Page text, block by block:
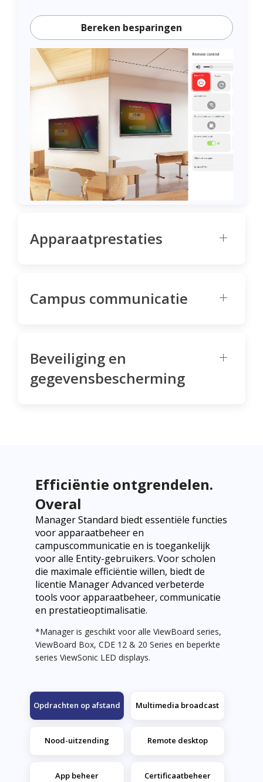
Bereken besparingen
Apparaatprestaties
Campus communicatie
Beveiliging en
gegevensbescherming
Efficiëntie ontgrendelen.
Overal
Manager Standard biedt essentiële functies
voor apparaatbeheer en
campuscommunicatie en is toegankelijk
voor alle Entity-gebruikers. Voor scholen
die maximale efficiëntie willen, biedt de
licentie Manager Advanced verbeterde
tools voor apparaatbeheer, communicatie
en prestatieoptimalisatie.
*Manager is geschikt voor alle ViewBoard series,
ViewBoard Box, CDE 12 & 20 Series en beperkte
series ViewSonic LED displays.
Opdrachten op afstand Multimedia broadcast
Nood-uitzending Remote desktop
App beheer Certificaatbeheer